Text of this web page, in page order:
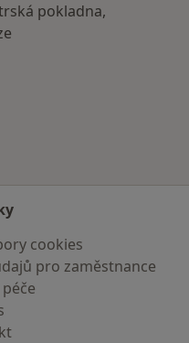
pokladna,
cookies
pro zaměstnance